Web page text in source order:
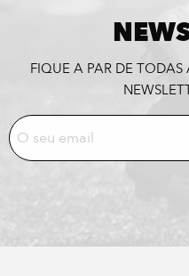
FIQUE A PAR DE